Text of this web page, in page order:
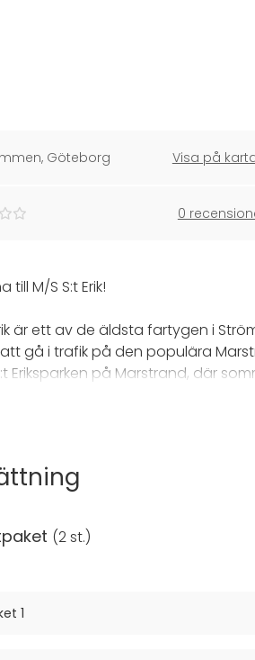
, Göteborg Visa på
0
till M/S S:t Erik!
är ett av de äldsta fartygen i
gå i trafik på den populära
Eriksparken på Marstrand, där
mat & dryck tillkommer)
er gärna att arrangera
skärgårdsbåt.
(2 st.)
1